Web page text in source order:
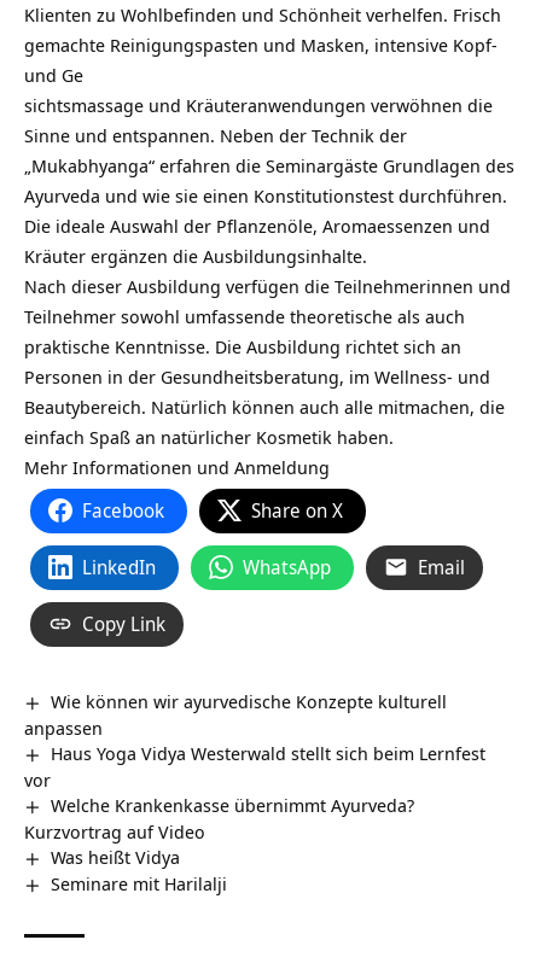
Klienten zu Wohlbefinden und Schönheit verhelfen. Frisch
gemachte Reinigungspasten und Masken, intensive Kopf-
und Ge
sichtsmassage und Kräuteranwendungen verwöhnen die
Sinne und entspannen. Neben der Technik der
„Mukabhyanga“ erfahren die Seminargäste Grundlagen des
Ayurveda und wie sie einen Konstitutionstest durchführen.
Die ideale Auswahl der Pflanzenöle, Aromaessenzen und
Kräuter ergänzen die Ausbildungsinhalte.
Nach dieser Ausbildung verfügen die Teilnehmerinnen und
Teilnehmer sowohl umfassende theoretische als auch
praktische Kenntnisse. Die Ausbildung richtet sich an
Personen in der Gesundheitsberatung, im Wellness- und
Beautybereich. Natürlich können auch alle mitmachen, die
einfach Spaß an natürlicher Kosmetik haben.
Mehr Informationen und Anmeldung
Facebook Share on X
LinkedIn WhatsApp Email
Copy Link
Wie können wir ayurvedische Konzepte kulturell
anpassen
Haus Yoga Vidya Westerwald stellt sich beim Lernfest
vor
Welche Krankenkasse übernimmt Ayurveda?
Kurzvortrag auf Video
Was heißt Vidya
Seminare mit Harilalji